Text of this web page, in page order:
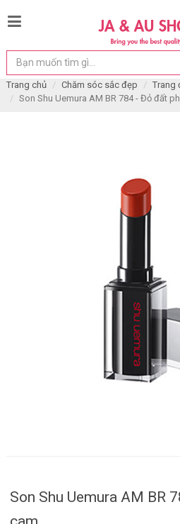
Trang chủ Chăm sóc sắc đẹp
Trang
Son Shu Uemura AM BR 784 - Đỏ đất
Son Shu Uemura AM BR